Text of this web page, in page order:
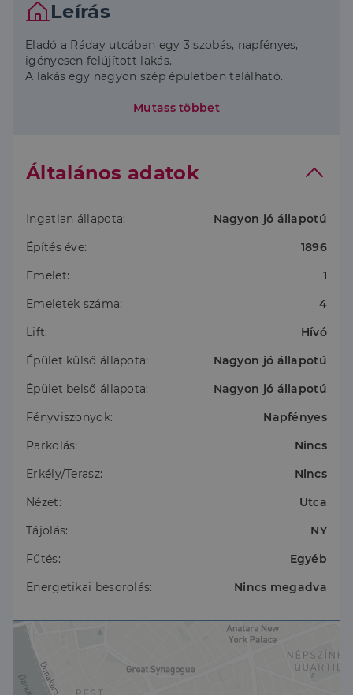
Leírás
Eladó a Ráday utcában egy 3 szobás, napfényes,
igényesen felújított lakás.
A lakás egy nagyon szép épületben található.
Számos étterem, kávézó, bevásárlóközpont található
és a Szabadság híd is csupán pár perc sétára
pontja megközelíthető.
További információért keressen bizalommal!
Mutass többet
Általános adatok
Ingatlan állapota:
Nagyon jó állapotú
Építés éve:
1896
Emelet:
1
Emeletek száma:
4
Lift:
Hívó
Épület külső állapota:
Nagyon jó állapotú
Épület belső állapota:
Nagyon jó állapotú
Fényviszonyok:
Napfényes
Parkolás:
Nincs
Erkély/Terasz:
Nincs
Nézet:
Utca
Tájolás:
NY
Fűtés:
Egyéb
Energetikai besorolás:
Nincs megadva